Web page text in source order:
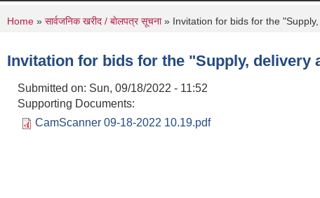
You are here
Home » सार्वजनिक खरीद / बाेलपत्र सूचना» Invitation for bids for the
Invitation for bids for the "Supply,
Submitted on: Sun, 09/18/2022 - 11:52
Supporting Documents:
CamScanner 09-18-2022 10.19.pdf